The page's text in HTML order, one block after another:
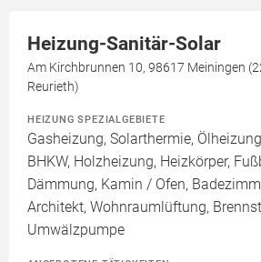
Heizung-Sanitär-Solar
Am Kirchbrunnen 10, 98617 Meiningen
Reurieth)
HEIZUNG SPEZIALGEBIETE
Gasheizung, Solarthermie,
BHKW, Holzheizung, Heizkörper,
Dämmung, Kamin / Ofen,
Architekt, Wohnraumlüftung,
Umwälzpumpe